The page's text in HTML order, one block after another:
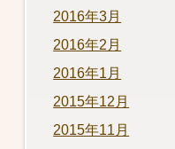
2016年3月
2016年2月
2016年1月
2015年12月
2015年11月